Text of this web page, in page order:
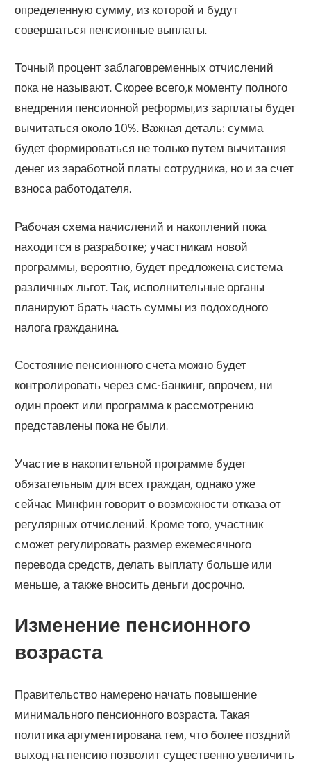
определенную сумму, из которой и будут
совершаться пенсионные выплаты.
Точный процент заблаговременных отчислений
пока не называют. Скорее всего,к моменту полного
внедрения пенсионной реформы,из зарплаты будет
вычитаться около 10%. Важная деталь: сумма
будет формироваться не только путем вычитания
денег из заработной платы сотрудника, но и за счет
взноса работодателя.
Рабочая схема начислений и накоплений пока
находится в разработке; участникам новой
программы, вероятно, будет предложена система
различных льгот. Так, исполнительные органы
планируют брать часть суммы из подоходного
налога гражданина.
Состояние пенсионного счета можно будет
контролировать через смс-банкинг, впрочем, ни
один проект или программа к рассмотрению
представлены пока не были.
Участие в накопительной программе будет
обязательным для всех граждан, однако уже
сейчас Минфин говорит о возможности отказа от
регулярных отчислений. Кроме того, участник
сможет регулировать размер ежемесячного
перевода средств, делать выплату больше или
меньше, а также вносить деньги досрочно.
Изменение пенсионного
возраста
Правительство намерено начать повышение
минимального пенсионного возраста. Такая
политика аргументирована тем, что более поздний
выход на пенсию позволит существенно увеличить